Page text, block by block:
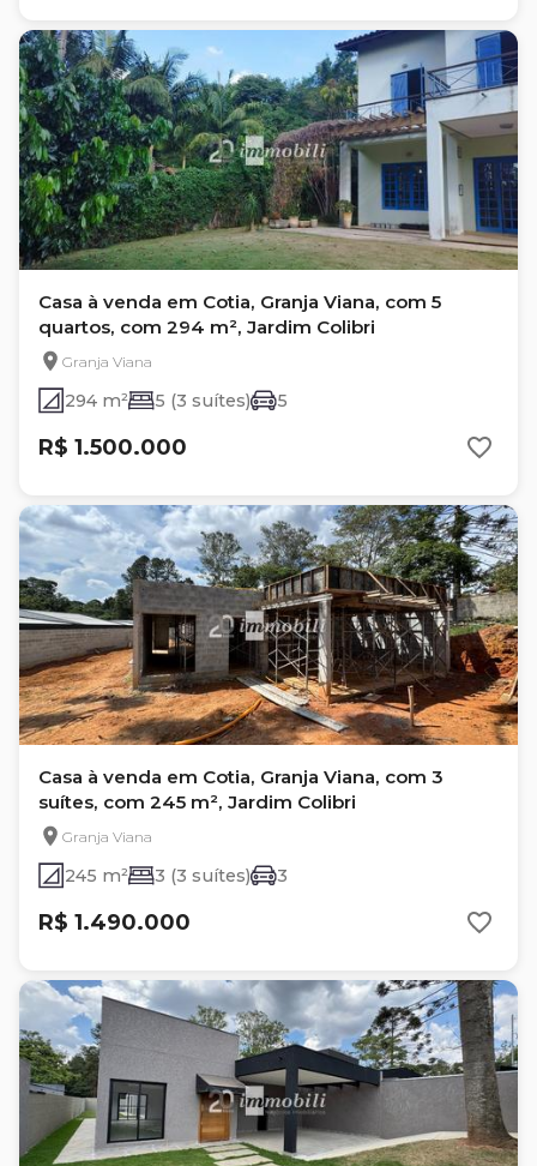
Casa à venda em Cotia, Granja Viana, com 5
quartos, com 294 m², Jardim Colibri
Granja Viana
294 m² 5 (3 suítes) 5
R$ 1.500.000
Casa à venda em Cotia, Granja Viana, com 3
suítes, com 245 m², Jardim Colibri
Granja Viana
245 m² 3 (3 suítes) 3
R$ 1.490.000